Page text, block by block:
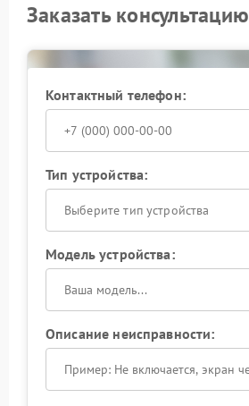
Заказать консультацию
Контактный телефон:
Тип устройства:
Выберите тип устройства
Модель устройства:
Описание неисправности: